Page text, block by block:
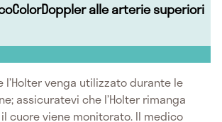
alle arterie superiori
l’Holter venga utilizzato durante le
assicuratevi che l’Holter rimanga
cuore viene monitorato. Il medico